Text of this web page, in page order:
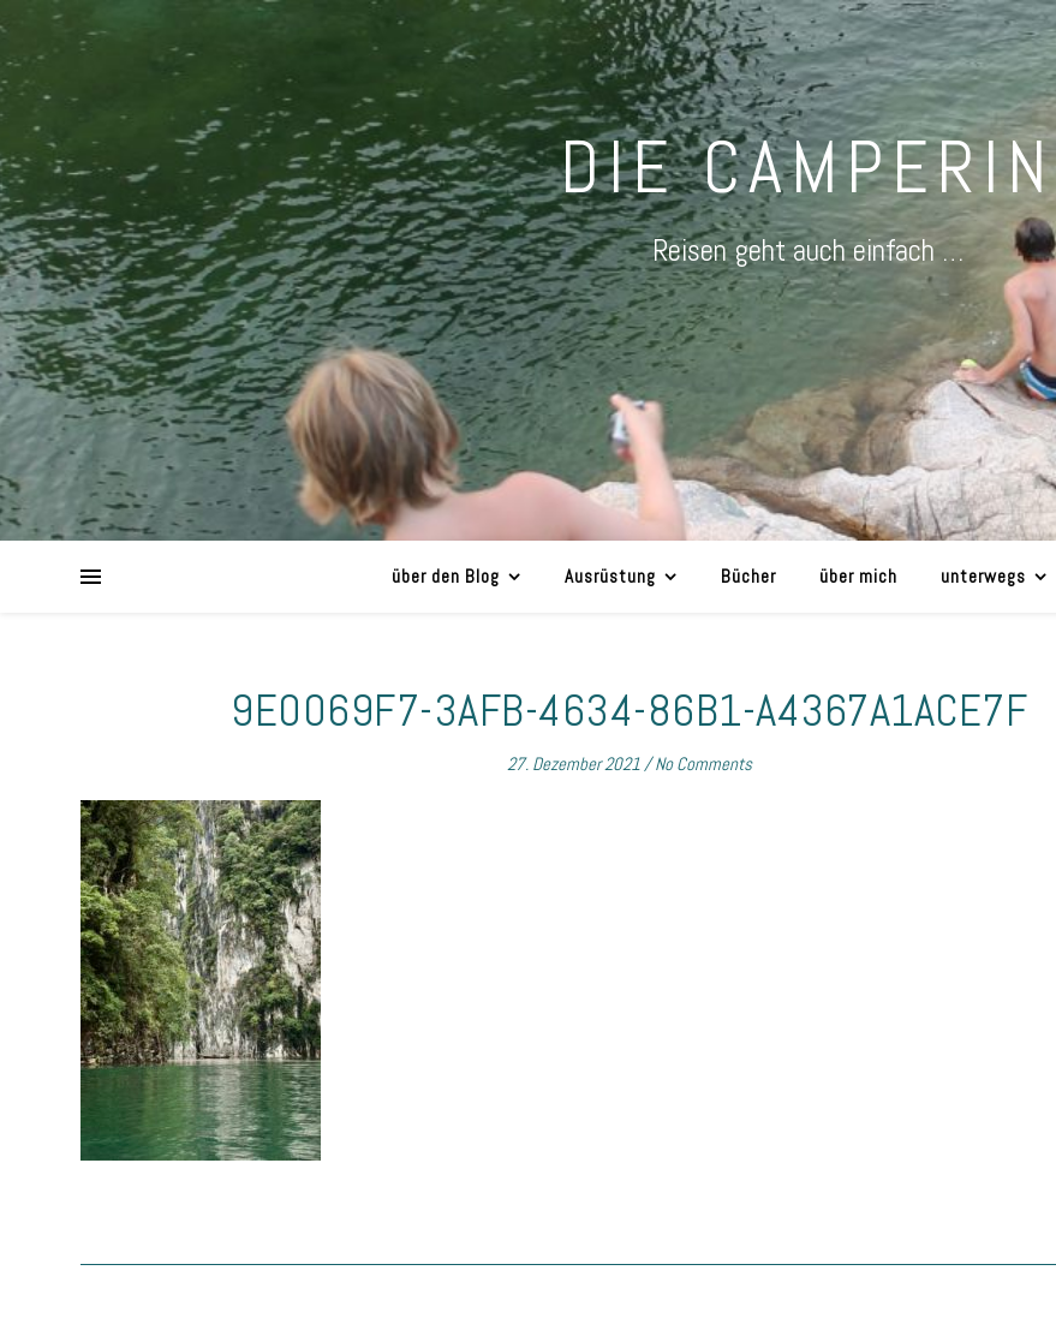
DIE CAMPERIN
Reisen geht auch einfach …
über den Blog Ausrüstung Bücher über mich unterwegs
9E0069F7-3AFB-4634-86B1-A4367A1ACE7F
27. Dezember 2021/ No Comments